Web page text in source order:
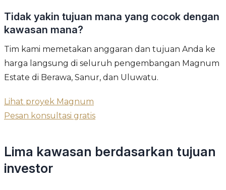
Tidak yakin tujuan mana yang cocok dengan
kawasan mana?
Tim kami memetakan anggaran dan tujuan Anda ke
harga langsung di seluruh pengembangan Magnum
Estate di Berawa, Sanur, dan Uluwatu.
Lihat proyek Magnum
Pesan konsultasi gratis
Lima kawasan berdasarkan tujuan
investor